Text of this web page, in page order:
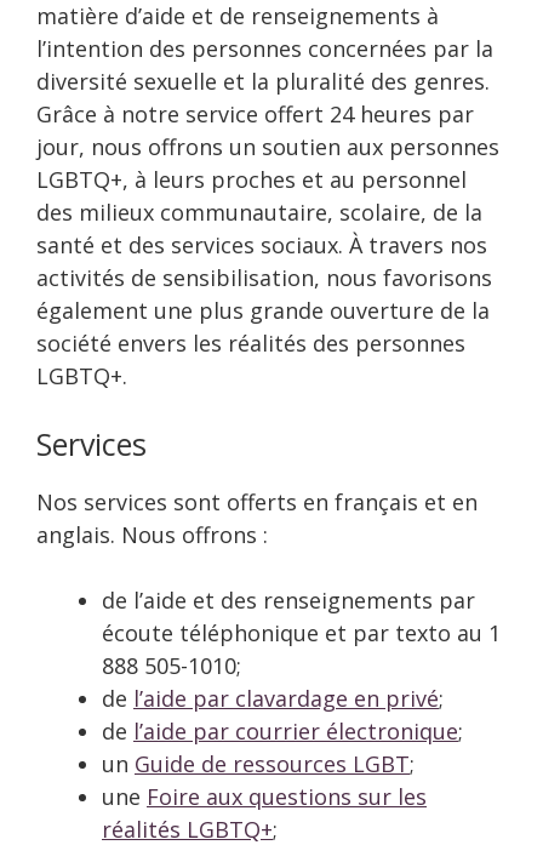
matière d’aide et de renseignements à
l’intention des personnes concernées par la
diversité sexuelle et la pluralité des genres.
Grâce à notre service offert 24 heures par
jour, nous offrons un soutien aux personnes
LGBTQ+, à leurs proches et au personnel
des milieux communautaire, scolaire, de la
santé et des services sociaux. À travers nos
activités de sensibilisation, nous favorisons
également une plus grande ouverture de la
société envers les réalités des personnes
LGBTQ+.
Services
Nos services sont offerts en français et en
anglais. Nous offrons :
de l’aide et des renseignements par
écoute téléphonique et par texto au 1
888 505-1010;
de l’aide par clavardage en privé;
de l’aide par courrier électronique;
un Guide de ressources LGBT;
une Foire aux questions sur les
réalités LGBTQ+;